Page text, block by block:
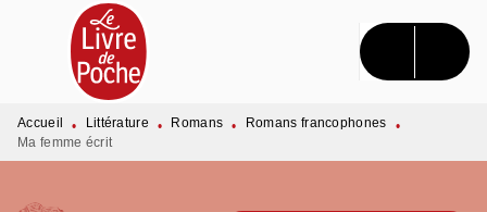
MENU RECHERCHE CONTENU
PIED DE PAGE
Accueil • Littérature • Romans • Romans francophones
•
Ma femme écrit